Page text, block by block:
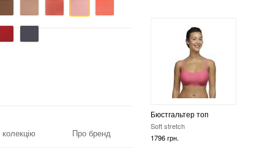
Бюстгальтер топ
Soft stretch
3140 грн.
Про бренд